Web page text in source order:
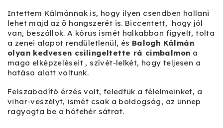
Intettem Kálmánnak is, hogy ilyen csendben hallani
lehet majd az ő hangszerét is. Biccentett, hogy jól
van, beszállok. A kórus ismét halkabban figyelt, tolta
a zenei alapot rendületlenül, és Balogh Kálmán
olyan kedvesen csilingeltette rá cimbalmon a
maga elképzeléseit , szívét-lelkét, hogy teljesen a
hatása alatt voltunk.
Felszabadító érzés volt, feledtük a félelmeinket, a
vihar-veszélyt, ismét csak a boldogság, az ünnep
ragyogta be a hófehér sátrat.